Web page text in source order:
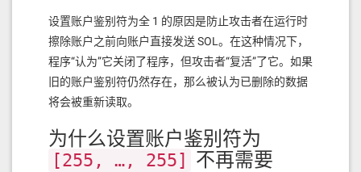
设置账户鉴别符为全 1 的原因是防止攻击者在运行时
擦除账户之前向账户直接发送 SOL。在这种情况下，
程序“认为”它关闭了程序，但攻击者“复活”了它。如果
旧的账户鉴别符仍然存在，那么被认为已删除的数据
将会被重新读取。
为什么设置账户鉴别符为
[255, …, 255] 不再需要